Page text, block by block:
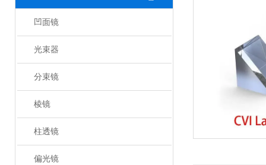
凹面镜
光束器
分束镜
棱镜
柱透镜
偏光镜